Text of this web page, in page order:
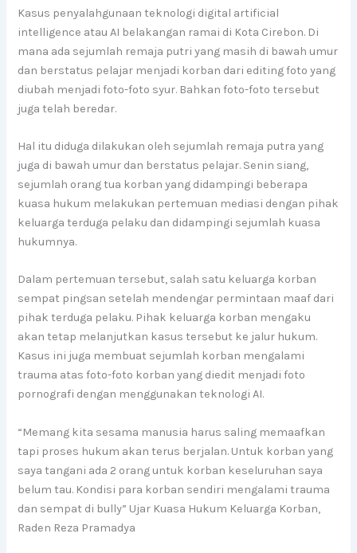
Kasus penyalahgunaan teknologi digital artificial
intelligence atau AI belakangan ramai di Kota Cirebon. Di
mana ada sejumlah remaja putri yang masih di bawah umur
dan berstatus pelajar menjadi korban dari editing foto yang
diubah menjadi foto-foto syur. Bahkan foto-foto tersebut
juga telah beredar.
Hal itu diduga dilakukan oleh sejumlah remaja putra yang
juga di bawah umur dan berstatus pelajar. Senin siang,
sejumlah orang tua korban yang didampingi beberapa
kuasa hukum melakukan pertemuan mediasi dengan pihak
keluarga terduga pelaku dan didampingi sejumlah kuasa
hukumnya.
Dalam pertemuan tersebut, salah satu keluarga korban
sempat pingsan setelah mendengar permintaan maaf dari
pihak terduga pelaku. Pihak keluarga korban mengaku
akan tetap melanjutkan kasus tersebut ke jalur hukum.
Kasus ini juga membuat sejumlah korban mengalami
trauma atas foto-foto korban yang diedit menjadi foto
pornografi dengan menggunakan teknologi AI.
“Memang kita sesama manusia harus saling memaafkan
tapi proses hukum akan terus berjalan. Untuk korban yang
saya tangani ada 2 orang untuk korban keseluruhan saya
belum tau. Kondisi para korban sendiri mengalami trauma
dan sempat di bully” Ujar Kuasa Hukum Keluarga Korban,
Raden Reza Pramadya